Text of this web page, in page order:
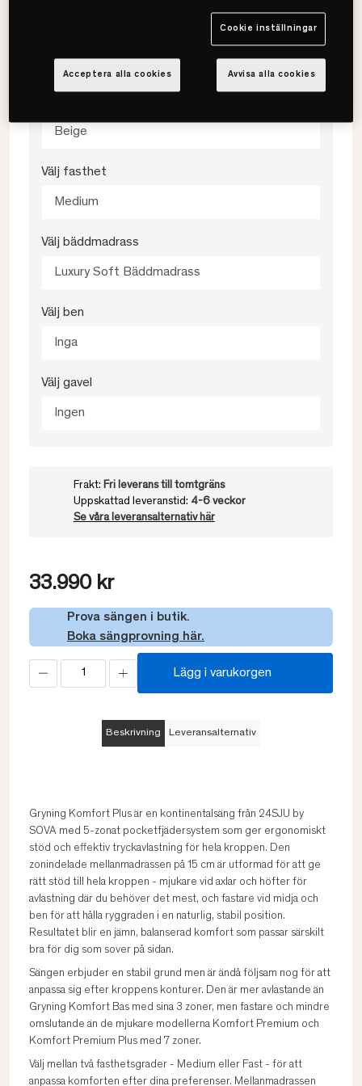
Beige
Välj fasthet
Medium
Välj bäddmadrass
Luxury Soft Bäddmadrass
Välj ben
Inga
Välj gavel
Ingen
Frakt: Fri leverans till tomtgräns
Uppskattad leveranstid: 4-6 veckor
Se våra leveransalternativ här
33.990 kr
Prova sängen i butik.
Boka sängprovning här.
Lägg i varukorgen
Beskrivning Leveransalternativ
Gryning Komfort Plus är en kontinentalsäng från 24SJU by
SOVA med 5-zonat pocketfjädersystem som ger ergonomiskt
stöd och effektiv tryckavlastning för hela kroppen. Den
zonindelade mellanmadrassen på 15 cm är utformad för att ge
rätt stöd till hela kroppen - mjukare vid axlar och höfter för
avlastning där du behöver det mest, och fastare vid midja och
ben för att hålla ryggraden i en naturlig, stabil position.
Resultatet blir en jämn, balanserad komfort som passar särskilt
bra för dig som sover på sidan.
Sängen erbjuder en stabil grund men är ändå följsam nog för att
anpassa sig efter kroppens konturer. Den är mer avlastande än
Gryning Komfort Bas med sina 3 zoner, men fastare och mindre
omslutande än de mjukare modellerna Komfort Premium och
Komfort Premium Plus med 7 zoner.
Välj mellan två fasthetsgrader - Medium eller Fast - för att
anpassa komforten efter dina preferenser. Mellanmadrassen
Cookie inställningar
Avvisa alla cookies
Acceptera alla cookies